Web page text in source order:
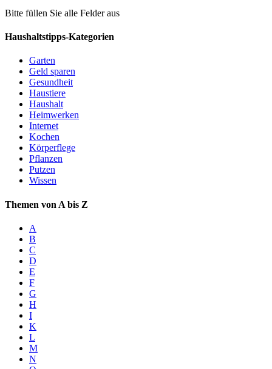
Bitte füllen Sie alle Felder aus
Haushaltstipps-Kategorien
Garten
Geld sparen
Gesundheit
Haustiere
Haushalt
Heimwerken
Internet
Kochen
Körperflege
Pflanzen
Putzen
Wissen
Themen von A bis Z
A
B
C
D
E
F
G
H
I
K
L
M
N